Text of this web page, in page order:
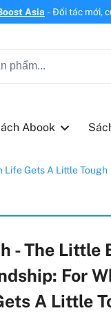
Asia - Đối tác mới,
Abook
Life Gets A Little Tough
- The Little
For
A Little